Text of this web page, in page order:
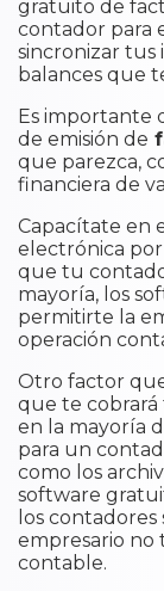
gratuito de
contador para
sincronizar tus
balances que
Es importante
de emisión de
que parezca,
financiera de
Capacítate en
electrónica
que tu
mayoría, los
permitirte la
operación
Otro factor
que te cobrará
en la mayoría
para un
como los
software
los
empresario no
contable.